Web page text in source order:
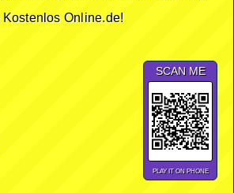
Online.de!
SCAN ME
PLAY IT ON PHONE